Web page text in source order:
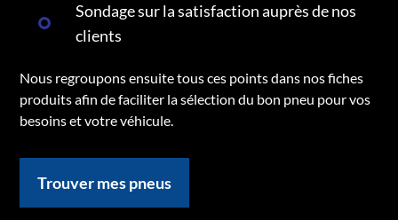
Sondage sur la satisfaction auprès de nos
clients
Nous regroupons ensuite tous ces points dans nos fiches
produits afin de faciliter la sélection du bon pneu pour vos
besoins et votre véhicule.
Trouver mes pneus